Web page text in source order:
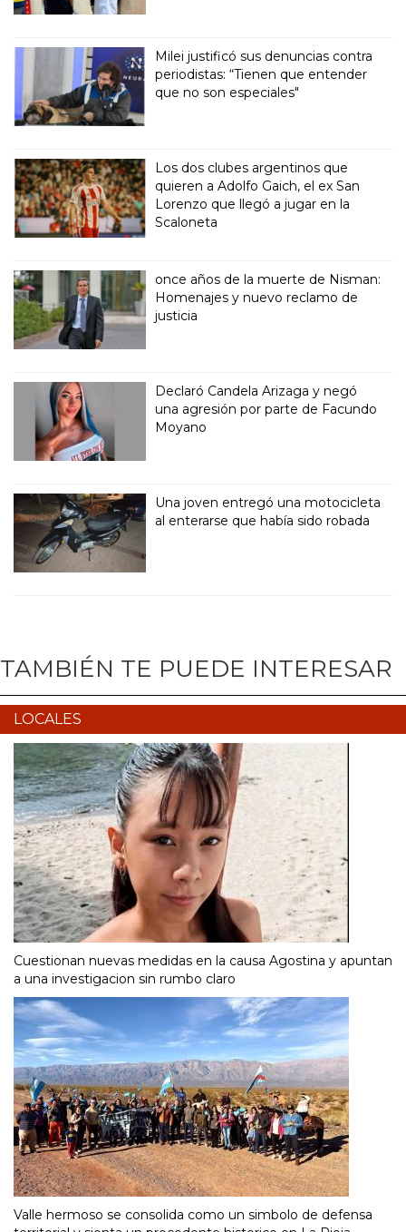
Milei justificó sus denuncias contra
periodistas: “Tienen que entender
que no son especiales"
Los dos clubes argentinos que
quieren a Adolfo Gaich, el ex San
Lorenzo que llegó a jugar en la
Scaloneta
once años de la muerte de Nisman:
Homenajes y nuevo reclamo de
justicia
Declaró Candela Arizaga y negó
una agresión por parte de Facundo
Moyano
Una joven entregó una motocicleta
al enterarse que había sido robada
TAMBIÉN TE PUEDE INTERESAR
LOCALES
Cuestionan nuevas medidas en la causa Agostina y apuntan
a una investigacion sin rumbo claro
Valle hermoso se consolida como un simbolo de defensa